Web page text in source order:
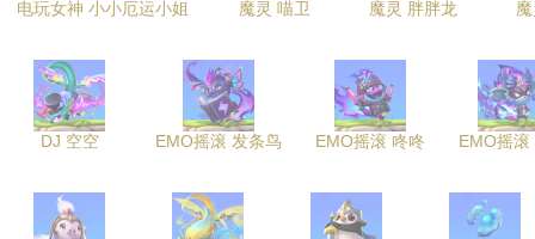
电玩女神 小小厄运小姐 魔灵 喵卫 魔灵 胖胖龙
DJ 空空 EMO摇滚 发条鸟 EMO摇滚 咚咚 EMO摇滚